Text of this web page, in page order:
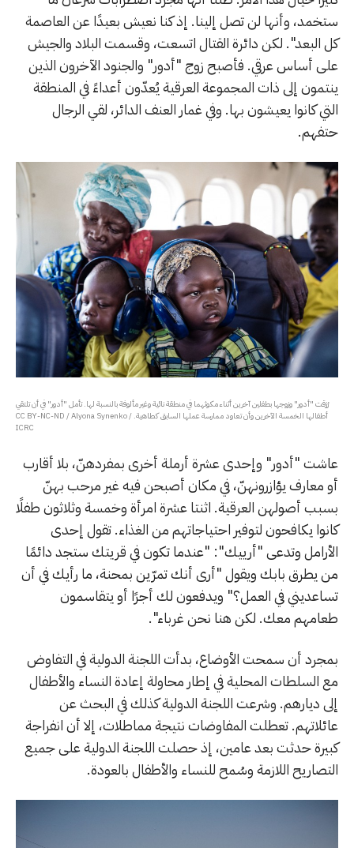
ستخمد، وأنها لن تصل إلينا. إذ كنا نعيش بعيدًا عن العاصمة
كل البعد". لكن دائرة القتال اتسعت، وقسمت البلاد والجيش
على أساس عرقي. فأصبح زوج "أدور" والجنود الآخرون الذين
ينتمون إلى ذات المجموعة العرقية يُعدّون أعداءً في المنطقة
التي كانوا يعيشون بها. وفي غمار العنف الدائر، لقي الرجال
حتفهم.
رُزقت "أدور" وزوجها بطفلين آخرين أثناء مكوثهما في منطقة نائية وغير مألوفة بالنسبة لها. تأمل "أدور" في أن تلتقي
أطفالها الخمسة الآخرين وأن تعاود ممارسة عملها السابق كطاهية. CC BY-NC-ND / Alyona Synenko /
ICRC
عاشت "أدور" وإحدى عشرة أرملة أخرى بمفردهنّ، بلا أقارب
أو معارف يؤازرونهنّ، في مكان أصبحن فيه غير مرحب بهنّ
بسبب أصولهن العرقية. اثنتا عشرة امرأة وخمسة وثلاثون طفلًا
كانوا يكافحون لتوفير احتياجاتهم من الغذاء. تقول إحدى
الأرامل وتدعى "أرييك": "عندما تكون في قريتك ستجد دائمًا
من يطرق بابك ويقول "أرى أنك تمرّين بمحنة، ما رأيك في أن
تساعديني في العمل؟" ويدفعون لك أجرًا أو يتقاسمون
طعامهم معك. لكن هنا نحن غرباء".
بمجرد أن سمحت الأوضاع، بدأت اللجنة الدولية في التفاوض
مع السلطات المحلية في إطار محاولة إعادة النساء والأطفال
إلى ديارهم. وشرعت اللجنة الدولية كذلك في البحث عن
عائلاتهم. تعطلت المفاوضات نتيجة مماطلات، إلا أن انفراجة
كبيرة حدثت بعد عامين، إذ حصلت اللجنة الدولية على جميع
التصاريح اللازمة وسُمح للنساء والأطفال بالعودة.